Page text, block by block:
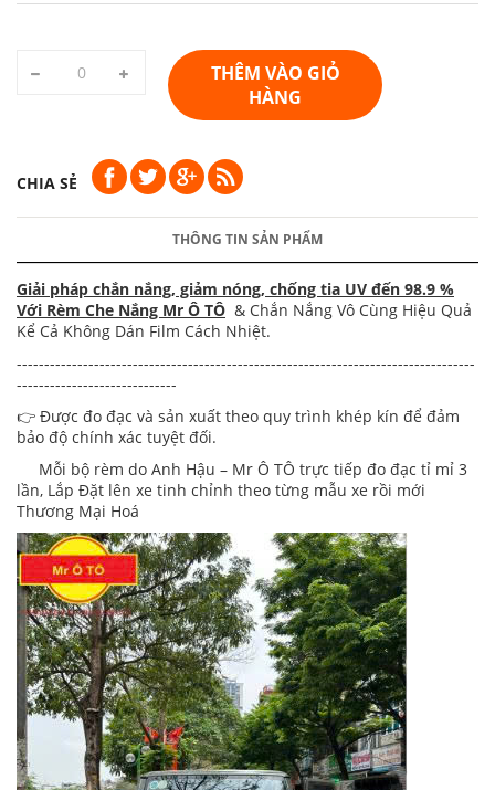
THÊM VÀO GIỎ
HÀNG
CHIA SẺ
THÔNG TIN SẢN PHẨM
Giải pháp chắn nắng, giảm nóng, chống tia UV đến 98.9 %
Với Rèm Che Nắng Mr Ô TÔ & Chắn Nắng Vô Cùng Hiệu Quả
Kể Cả Không Dán Film Cách Nhiệt.
-----------------------------------------------------------------------------------
-----------------------------
👉 Được đo đạc và sản xuất theo quy trình khép kín để đảm
bảo độ chính xác tuyệt đối.
Mỗi bộ rèm do Anh Hậu – Mr Ô TÔ trực tiếp đo đạc tỉ mỉ 3
lần, Lắp Đặt lên xe tinh chỉnh theo từng mẫu xe rồi mới
Thương Mại Hoá